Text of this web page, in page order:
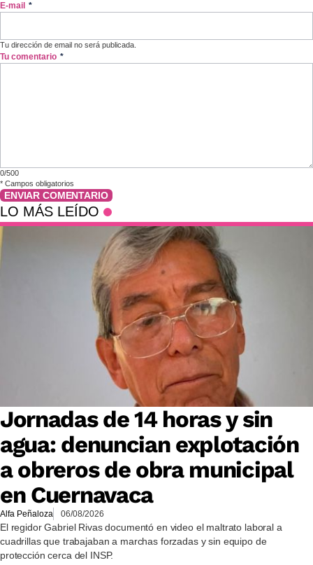
E-mail *
Tu dirección de email no será publicada.
Tu comentario *
0/500
* Campos obligatorios
ENVIAR COMENTARIO
LO MÁS LEÍDO
Jornadas de 14 horas y sin
agua: denuncian explotación
a obreros de obra municipal
en Cuernavaca
Alfa Peñaloza 06/08/2026
El regidor Gabriel Rivas documentó en video el maltrato laboral a
cuadrillas que trabajaban a marchas forzadas y sin equipo de
protección cerca del INSP.